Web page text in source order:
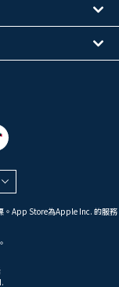
App Store為Apple Inc. 的服務